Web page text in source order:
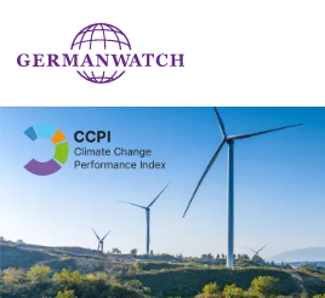
Direkt zum Inhalt
Stichwortsuche